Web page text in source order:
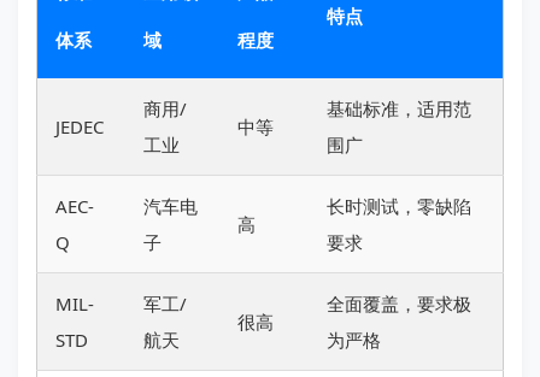
体系
域
程度
特点
JEDEC
商用/
工业
中等
基础标准，适用范
围广
AEC-
Q
汽车电
子
高
长时测试，零缺陷
要求
MIL-
STD
军工/
航天
很高
全面覆盖，要求极
为严格